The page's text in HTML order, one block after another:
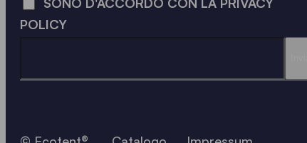
POLICY
LOADING - LOADING - LOADING - LOADING -